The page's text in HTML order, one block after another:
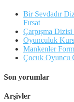
Bir Sevdadır
Fırsat
Çarpışma
Oyunculuk
Mankenler
Çocuk Oyuncu
Son yorumlar
Arşivler